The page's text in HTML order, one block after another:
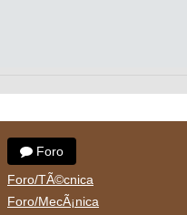
Foro
Foro/TÃ©cnica
Foro/MecÃ¡nica